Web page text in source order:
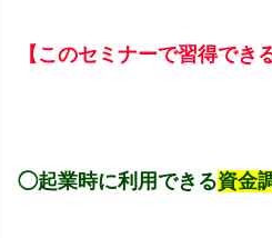
【このセミナーで習得でき
◯起業時に利用できる資金